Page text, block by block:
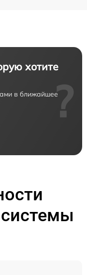
хотите
в ближайшее?